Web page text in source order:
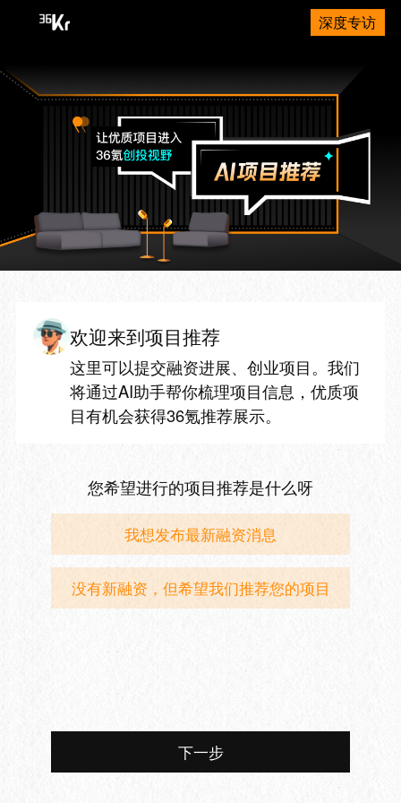
深度专访
欢迎来到项目推荐
这里可以提交融资进展、创业项目。我们
将通过AI助手帮你梳理项目信息，优质项
目有机会获得36氪推荐展示。
您希望进行的项目推荐是什么呀
我想发布最新融资消息
没有新融资，但希望我们推荐您的项目
下一步